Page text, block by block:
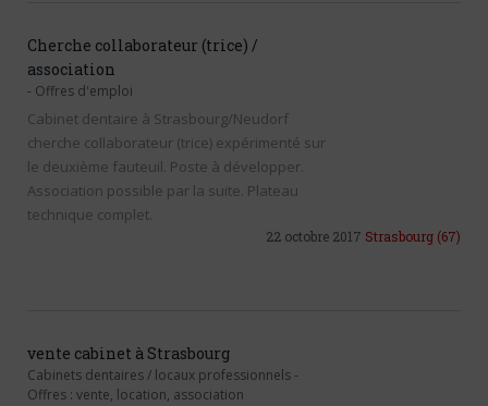
Cherche collaborateur (trice) /
association
- Offres d'emploi
Cabinet dentaire à Strasbourg/Neudorf
cherche collaborateur (trice) expérimenté sur
le deuxième fauteuil. Poste à développer.
Association possible par la suite. Plateau
technique complet.
22 octobre 2017 Strasbourg (67)
vente cabinet à Strasbourg
Cabinets dentaires / locaux professionnels -
Offres : vente, location, association